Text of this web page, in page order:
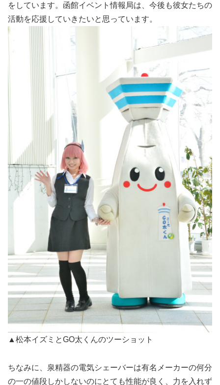
をしています。函館イベント情報局は、今後も彼女たちの
活動を応援していきたいと思っています。
▲松本イズミとGO太くんのツーショット
ちなみに、泉精器の電気シェーバーは有名メーカーの何分
の一の値段しかしないのにとても性能が良く、力を入れず